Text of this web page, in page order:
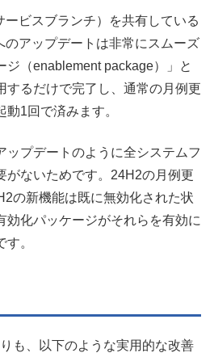
ビスブランチ）を共有している
アップデートは非常にスムーズ
ジ（enablement package）」と
するだけで完了し、通常の月例更
1回で済みます。
ップデートのように全システムフ
がないためです。24H2の月例更
の新機能は既に無効化された状
効化パッケージがそれらを有効に
。
も、以下のような実用的な改善